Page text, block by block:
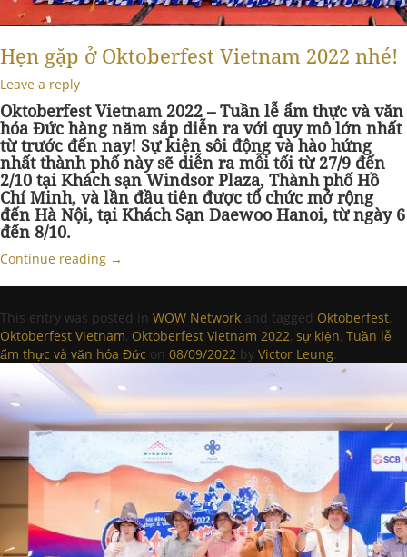
Hẹn gặp ở Oktoberfest Vietnam 2022 nhé!
Leave a reply
Oktoberfest Vietnam 2022 – Tuần lễ ẩm thực và văn
hóa Đức hàng năm sắp diễn ra với quy mô lớn nhất
từ trước đến nay! Sự kiện sôi động và hào hứng
nhất thành phố này sẽ diễn ra mỗi tối từ 27/9 đến
2/10 tại Khách sạn Windsor Plaza, Thành phố Hồ
Chí Minh, và lần đầu tiên được tổ chức mở rộng
đến Hà Nội, tại Khách Sạn Daewoo Hanoi, từ ngày 6
đến 8/10.
Continue reading →
This entry was posted in WOW Network and tagged Oktoberfest,
Oktoberfest Vietnam, Oktoberfest Vietnam 2022, sự kiện, Tuần lễ
ẩm thực và văn hóa Đức on 08/09/2022 by Victor Leung.